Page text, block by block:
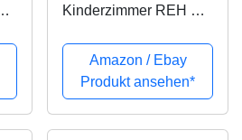
Kinderzimmer REH &
Schön das du da bist I
90 x 64 cm (BxH) I
Aufkleber Tiere
Babyzimmer
Amazon / Ebay
Produkt ansehen*